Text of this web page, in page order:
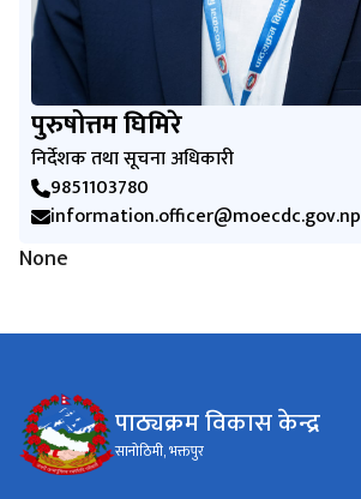
पुरुषोत्तम घिमिरे
निर्देशक तथा सूचना अधिकारी
9851103780
information.officer@moecdc.gov.np
None
पाठ्यक्रम विकास केन्द्र
सानोठिमी, भक्तपुर